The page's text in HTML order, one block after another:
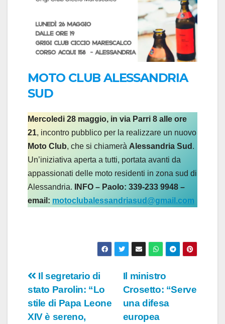
MOTO CLUB ALESSANDRIA
SUD
Mercoledi 28 maggio, in via Parri 8 alle ore
21, incontro pubblico per la realizzare un nuovo
Moto Club, che si chiamerà Alessandria Sud .
Un’iniziativa aperta a tutti, portata avanti da
appassionati delle moto residenti in zona sud di
Alessandria.
INFO – Paolo: 339-233 9948 –
email: motoclubalessandriasud@gmail.com
Navigazione
articoli
Il ministro
Crosetto: “Serve
una difesa
europea
Il segretario di
stato Parolin: “Lo
stile di Papa Leone
XIV è sereno,